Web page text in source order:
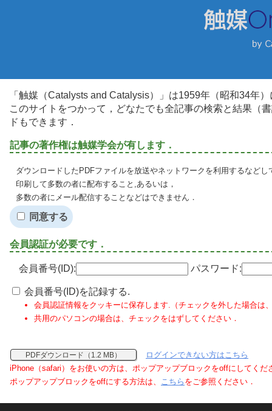
「触媒（Catalysts and Catalysis）」は1959年（昭和34年
このサイトをつかって，どなたでも全記事の検索と結果（
ドもできます．
記事の著作権は触媒学会が有します．
ダウンロードしたPDFファイルを放送やネットワークを利用するなど
印刷して多数の者に配布すること,あるいは，
多数の者にメール配信することなどはできません．
同意する
会員認証が必要です．
会員番号(ID): パスワード:
会員番号(ID)を記録する.
会員認証情報をクッキーに保存します.（チェックを外した場合は
共用のパソコンの場合は、チェックをはずしてください．
PDFダウンロード（1.2 MB）
ログインできない方はこちら
iPhone（safari）をお使いの方は、ポップアップブロックをoffにしてくだ
ポップアップブロックをoffにする方法は、 こちら をご参照ください．